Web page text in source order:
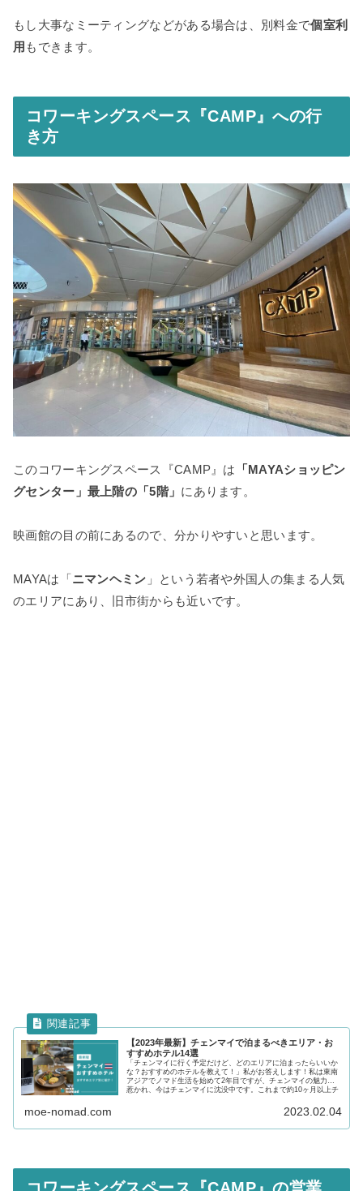
もし大事なミーティングなどがある場合は、別料金で個室利
用 もできます。
コワーキングスペース『CAMP』への行
き方
このコワーキングスペース『CAMP』は
「MAYAショッピン
グセンター」最上階の「5階」 にあります。
映画館の目の前にあるので、分かりやすいと思います。
MAYAは「ニマンヘミン 」という若者や外国人の集まる人気
のエリアにあり、旧市街からも近いです。
【2023年最新】チェンマイで泊まるべきエリア・お
すすめホテル14選
「チェンマイに行く予定だけど、どのエリアに泊まったらいいか
な？おすすめのホテルを教えて！」私がお答えします！私は東南
アジアでノマド生活を始めて2年目ですが、チェンマイの魅力に
惹かれ、今はチェンマイに沈没中です。これまで約10ヶ月以上チ
す。そこで今回は、「チェンマイで泊まるのにおすすめのエリ
ア」「是非泊まってほしい、おすすめホテル」を、エリア別にご
moe-nomad.com 2023.02.04